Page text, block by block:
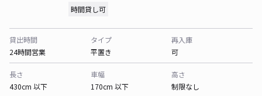
時間貸し可
貸出時間
24時間営業
タイプ
平置き
再入庫
可
長さ
430cm 以下
車幅
170cm 以下
高さ
制限なし